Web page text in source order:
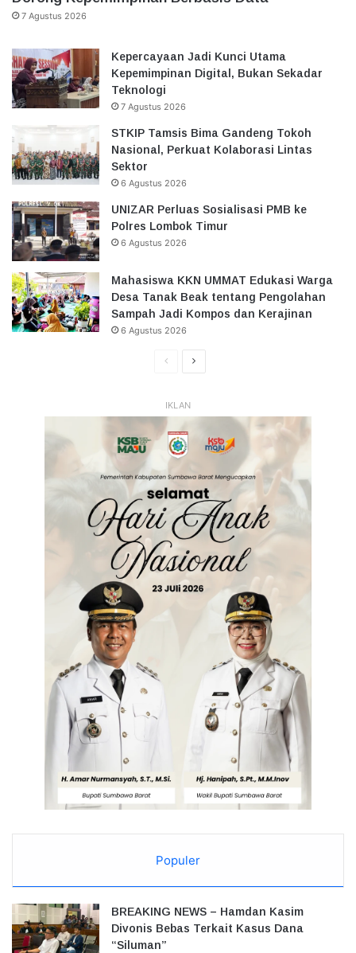
7 Agustus 2026
Kepercayaan Jadi Kunci Utama
Kepemimpinan Digital, Bukan Sekadar
Teknologi
7 Agustus 2026
STKIP Tamsis Bima Gandeng Tokoh
Nasional, Perkuat Kolaborasi Lintas
Sektor
6 Agustus 2026
UNIZAR Perluas Sosialisasi PMB ke
Polres Lombok Timur
6 Agustus 2026
Mahasiswa KKN UMMAT Edukasi Warga
Desa Tanak Beak tentang Pengolahan
Sampah Jadi Kompos dan Kerajinan
6 Agustus 2026
HalamanHalaman
IKLAN
Populer
BREAKING NEWS – Hamdan Kasim
Divonis Bebas Terkait Kasus Dana
“Siluman”